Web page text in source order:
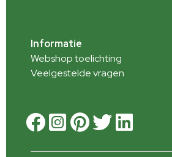
Informatie
Webshop toelichting
Veelgestelde vragen